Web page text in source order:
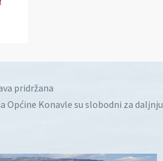
pridržana
Konavle su slobodni za daljnju